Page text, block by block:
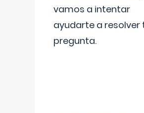
vamos a intentar
ayudarte a resolver
pregunta.